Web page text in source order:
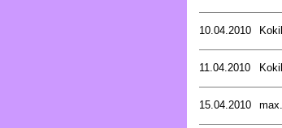
10.04.2010
11.04.2010
15.04.2010